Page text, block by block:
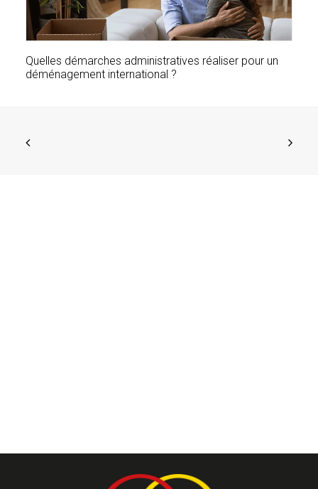
Quelles démarches administratives réaliser pour un
déménagement international ?